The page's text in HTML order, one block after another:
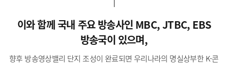
이와 함께 국내 주요 방송사인 MBC, JTBC, EBS
방송국이 있으며,
향후 방송영상밸리 단지 조성이 완료되면 우리나라의 명실상부한 K-콘